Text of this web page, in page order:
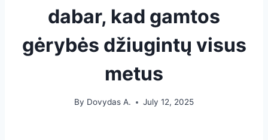
dabar, kad gamtos
gėrybės džiugintų visus
metus
By Dovydas A. July 12, 2025